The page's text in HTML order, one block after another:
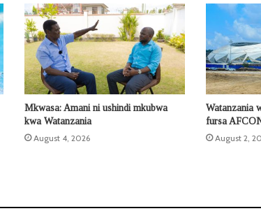
Mkwasa: Amani ni ushindi mkubwa
kwa Watanzania
August 4, 2026
Watanzania
fursa
August 2,